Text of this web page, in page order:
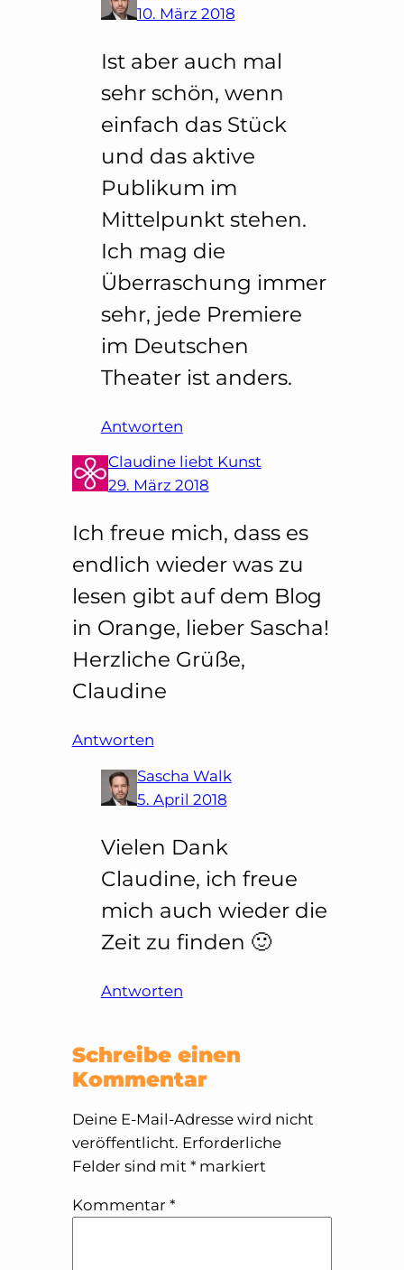
10. März 2018
Ist aber auch mal
sehr schön, wenn
einfach das Stück
und das aktive
Publikum im
Mittelpunkt stehen.
Ich mag die
Überraschung immer
sehr, jede Premiere
im Deutschen
Theater ist anders.
Antworten
Claudine liebt Kunst
29. März 2018
Ich freue mich, dass es
endlich wieder was zu
lesen gibt auf dem Blog
in Orange, lieber Sascha!
Herzliche Grüße,
Claudine
Antworten
Sascha Walk
5. April 2018
Vielen Dank
Claudine, ich freue
mich auch wieder die
Zeit zu finden 🙂
Antworten
Schreibe einen
Kommentar
Deine E-Mail-Adresse wird nicht
veröffentlicht. Erforderliche
Felder sind mit *markiert
Kommentar *